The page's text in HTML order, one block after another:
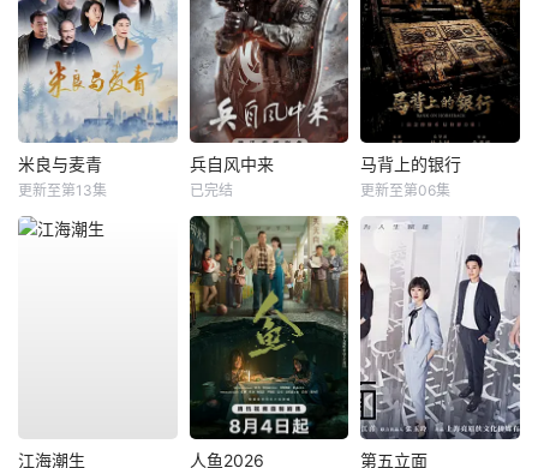
米良与麦青
更新至第13集
兵自风中来
已完结
马背上的银行
更新至第06集
江海潮生 人鱼2026 第五立面